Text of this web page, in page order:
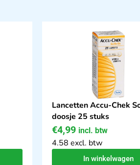
Lancetten Accu-Chek
doosje 25 stuks
€4,99 incl. btw
4.58 excl. btw
In winkelwagen